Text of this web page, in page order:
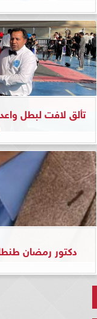
تألق لافت لبطل
دكتور رمضان